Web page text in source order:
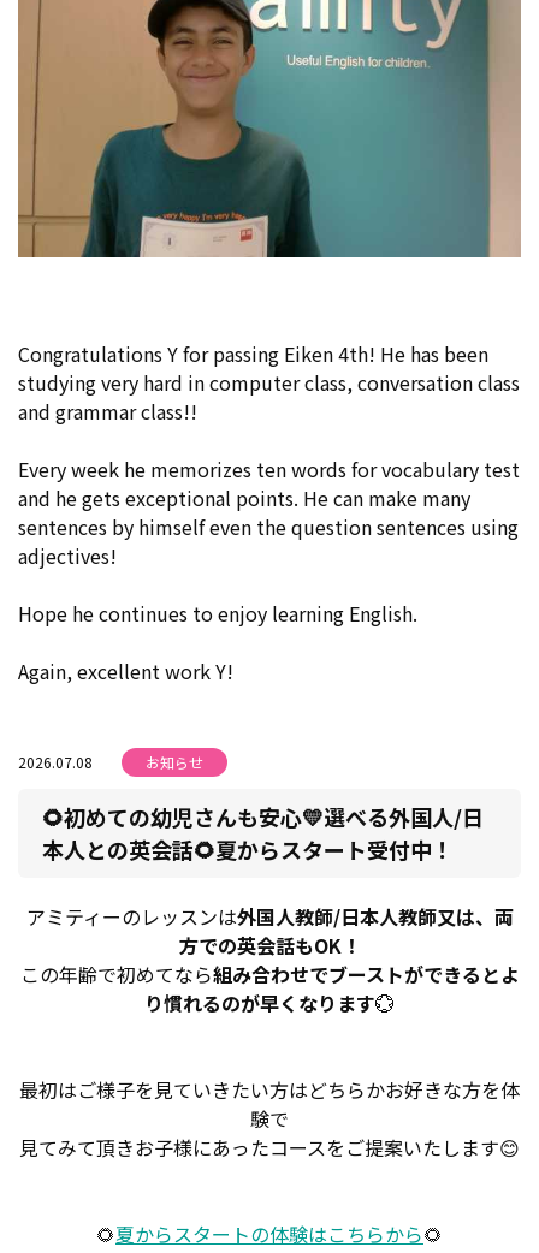
Congratulations Y for passing Eiken 4th! He has been
studying very hard in computer class, conversation class
and grammar class!!
Every week he memorizes ten words for vocabulary test
and he gets exceptional points. He can make many
sentences by himself even the question sentences using
adjectives!
Hope he continues to enjoy learning English.
Again, excellent work Y!
2026.07.08 お知らせ
🌻初めての幼児さんも安心💛選べる外国人/日
本人との英会話🌻夏からスタート受付中！
アミティーのレッスンは外国人教師/日本人教師又は、両
方での英会話もOK！
この年齢で初めてなら組み合わせでブーストができるとよ
り慣れるのが早くなります💮
最初はご様子を見ていきたい方はどちらかお好きな方を体
験で
見てみて頂きお子様にあったコースをご提案いたします😊
🌻夏からスタートの体験はこちらから🌻